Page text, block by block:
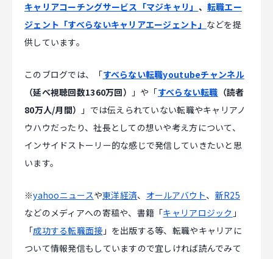
キャリアコーチングサービス「マジキャリ」 、 転職エー
ジェント「すべらないキャリアエージェント」 などを提
供しています。
このブログでは、「すべらない転職youtubeチャンネル
（延べ視聴回数1360万回）
」や「すべらない転職 （読者
80万人/月間）
」では伝えられていない転職やキャリアノ
ウハウだったり、社長としての想いや考え方について、
インサイドストーリー的な感じで発信していきたいと思
います。
※yahooニュースや東洋経済、 オールアバウト、 新R25
などのメディアへの寄稿や、書籍「キャリアロジック 」
「成功する転職面接 」を出版する等、転職やキャリアに
ついて情報発信もしていますので宜しければ読んでみて